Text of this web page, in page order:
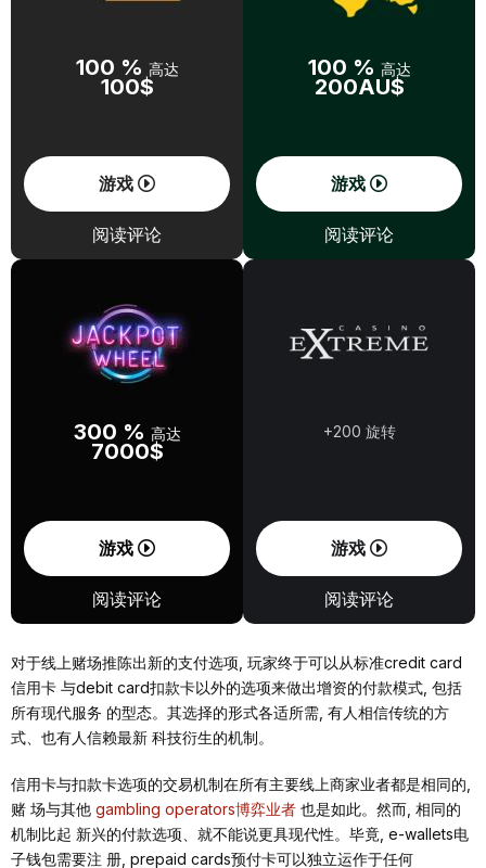
100 % 高达
100$
游戏
阅读评论
100 % 高达
200AU$
游戏
阅读评论
300 % 高达
7000$
游戏
阅读评论
+200 旋转
游戏
阅读评论
对于线上赌场推陈出新的⽀付选项, 玩家终于可以从标准credit card
信⽤卡 与debit card扣款卡以外的选项来做出增资的付款模式, 包括
所有现代服务 的型态。其选择的形式各适所需, 有⼈相信传统的⽅
式、也有⼈信赖最新 科技衍⽣的机制。
信⽤卡与扣款卡选项的交易机制在所有主要线上商家业者都是相同的,
赌 场与其他 gambling operators博弈业者 也是如此。然⽽, 相同的
机制⽐起 新兴的付款选项、就不能说更具现代性。毕竟, e-wallets电
⼦钱包需要注 册, prepaid cards预付卡可以独⽴运作于任何